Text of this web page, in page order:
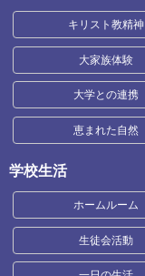
キリスト教精神
大家族体験
大学との連携
恵まれた自然
学校生活
ホームルーム
生徒会活動